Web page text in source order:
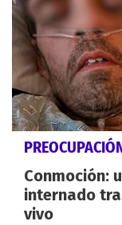
Conmoción:
internado
vivo